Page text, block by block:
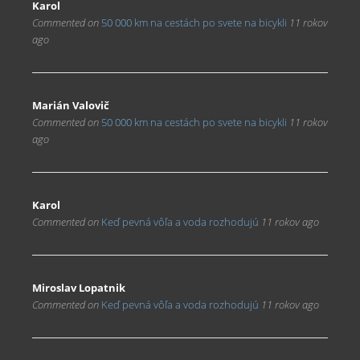
Karol
Commented on 50 000 km na cestách po svete na bicykli 11 rokov
ago
Marián Valovič
Commented on 50 000 km na cestách po svete na bicykli 11 rokov
ago
Karol
Commented on Keď pevná vôľa a voda rozhodujú 11 rokov ago
Miroslav Lopatnik
Commented on Keď pevná vôľa a voda rozhodujú 11 rokov ago